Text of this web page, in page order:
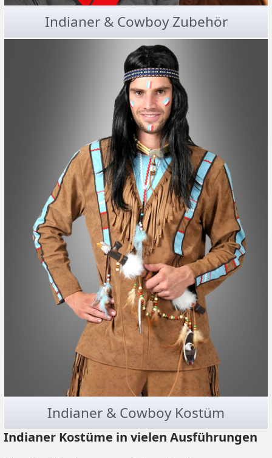
Indianer & Cowboy Zubehör
Indianer & Cowboy Kostüm
Indianer Kostüme in vielen Ausführungen